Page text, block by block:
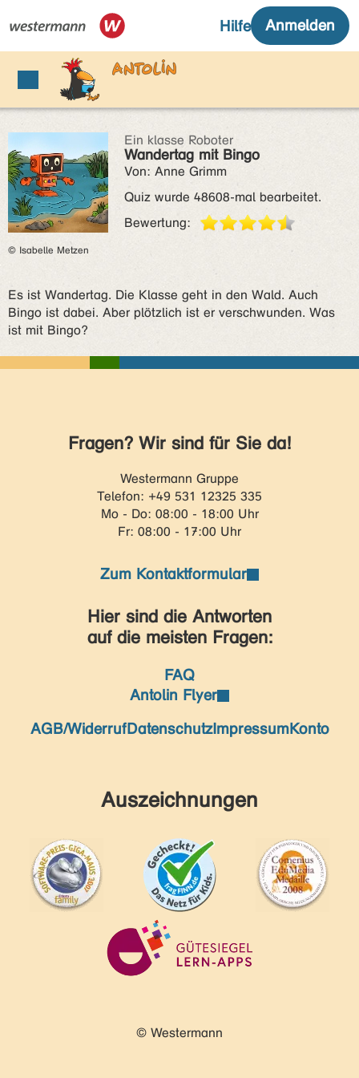
© Isabelle Metzen
Ein klasse Roboter
Wandertag mit Bingo
Von: Anne Grimm
Quiz wurde 48608-mal bearbeitet.
Bewertung:
Es ist Wandertag. Die Klasse geht in den Wald. Auch
Bingo ist dabei. Aber plötzlich ist er verschwunden. Was
ist mit Bingo?